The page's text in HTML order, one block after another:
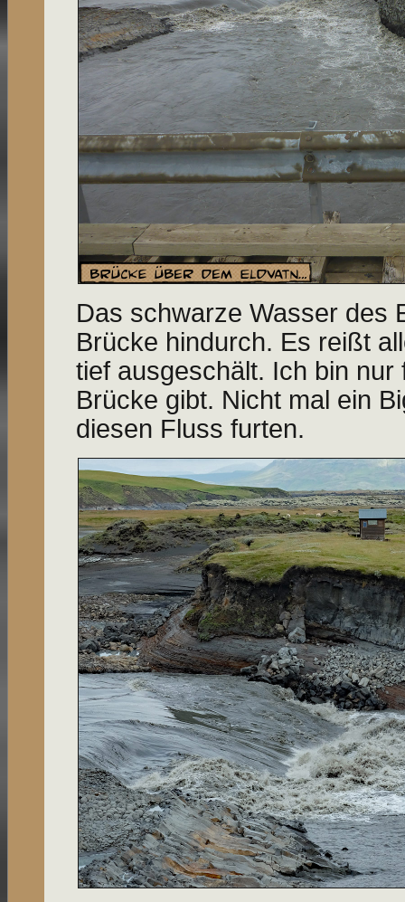
Das schwarze Wasser des
Brücke hindurch. Es reißt
tief ausgeschält. Ich bin nur
Brücke gibt. Nicht mal ein
diesen Fluss furten.